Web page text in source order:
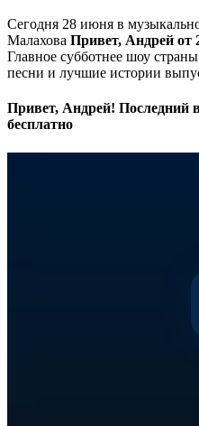
Сегодня 28 июня в музыкальной передаче Андрея
Малахова Привет, Андрей от
Главное субботнее шоу
песни и лучшие истории
Привет, Андрей! Последний
бесплатно